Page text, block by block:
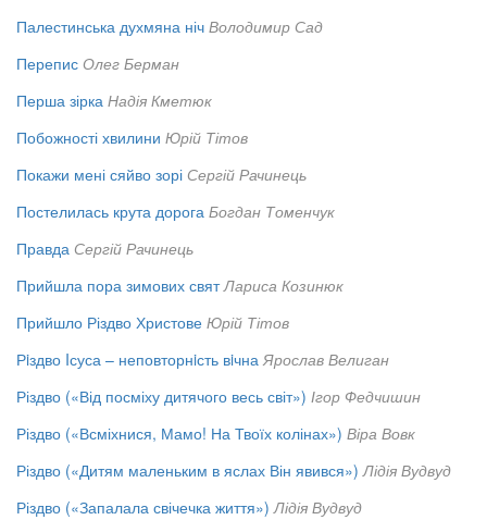
Палестинська духмяна ніч Володимир Сад
Перепис Олег Берман
Перша зірка Надія Кметюк
Побожності хвилини Юрій Тітов
Покажи мені сяйво зорі Сергій Рачинець
Постелилась крута дорога Богдан Томенчук
Правда Сергій Рачинець
Прийшла пора зимових свят Лариса Козинюк
Прийшло Різдво Христове Юрій Тітов
Рiздво Iсуса – неповторнiсть вiчна Ярослав Велиган
Різдво («Від посміху дитячого весь світ») Ігор Федчишин
Різдво («Всміхнися, Мамо! На Твоїх колінах») Віра Вовк
Різдво («Дитям маленьким в яслах Він явився») Лідія Вудвуд
Різдво («Запалала свічечка життя») Лідія Вудвуд